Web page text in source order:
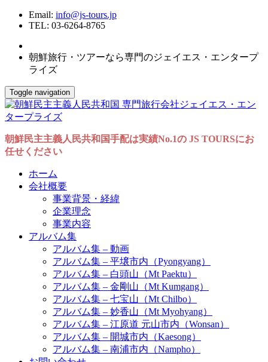
Email: info@js-tours.jp
TEL: 03-6264-8765
朝鮮旅行・ツアーなら専門のジェイエス・エンタープ
ライズ
Toggle navigation
朝鮮民主主義人民共和国手配は実績No.1の JS TOURSにお
任せください
ホーム
会社概要
事業背景・経緯
企業理念
事業内容
アルバム集
アルバム集 – 動画
アルバム集 – 平壌市内（Pyongyang）
アルバム集 – 白頭山（Mt Paektu）
アルバム集 – 金剛山（Mt Kumgang）
アルバム集 – 七宝山（Mt Chilbo）
アルバム集 – 妙香山（Mt Myohyang）
アルバム集 – 江原道 元山市内（Wonsan）
アルバム集 – 開城市内（Kaesong）
アルバム集 – 南浦市内（Nampho）